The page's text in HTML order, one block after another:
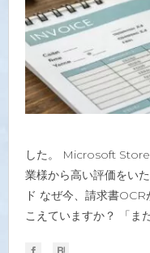
した。 Microsoft Store
業様から高い評価をい
ド なぜ今、請求書
こえていますか？ 「ま